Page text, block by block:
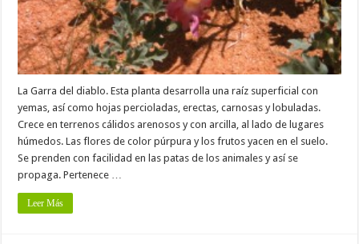
La Garra del diablo. Esta planta desarrolla una raíz superficial con
yemas, así como hojas percioladas, erectas, carnosas y lobuladas.
Crece en terrenos cálidos arenosos y con arcilla, al lado de lugares
húmedos. Las flores de color púrpura y los frutos yacen en el suelo.
Se prenden con facilidad en las patas de los animales y así se
propaga. Pertenece …
Leer Más